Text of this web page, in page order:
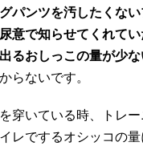
パンツを汚したくな
意で知らせてくれてい
るおしっこの量が少な
らないです。
穿いている時、トレ
レでするオシッコの